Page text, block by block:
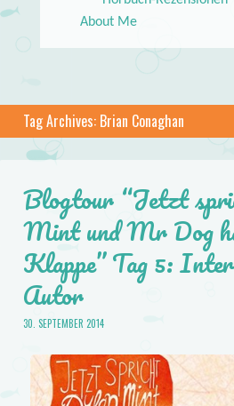
About Me
Tag Archives: Brian Conaghan
Blogtour “Jetzt
Mint und Mr Dog
Klappe” Tag 5:
Autor
30. SEPTEMBER 2014